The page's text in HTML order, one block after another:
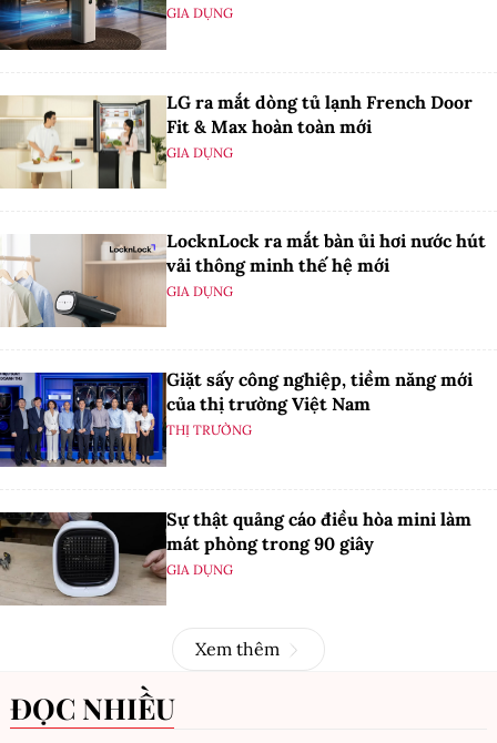
GIA DỤNG
LG ra mắt dòng tủ lạnh French Door
Fit & Max hoàn toàn mới
GIA DỤNG
LocknLock ra mắt bàn ủi hơi nước hút
vải thông minh thế hệ mới
GIA DỤNG
Giặt sấy công nghiệp, tiềm năng mới
của thị trường Việt Nam
THỊ TRƯỜNG
Sự thật quảng cáo điều hòa mini làm
mát phòng trong 90 giây
GIA DỤNG
Xem thêm
ĐỌC NHIỀU